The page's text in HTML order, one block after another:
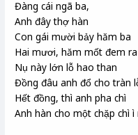
Đàng cái ngã ba,
Anh đây thợ hàn
Con gái mười bảy hăm ba
Hai mươi, hăm mốt đem
Nụ này lớn lỗ hao than
Đồng đâu anh đổ cho tràn
Hết đồng, thì anh pha chì
Anh hàn cho một chặp chì